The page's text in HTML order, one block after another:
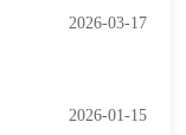
2026-03-17
2026-01-15